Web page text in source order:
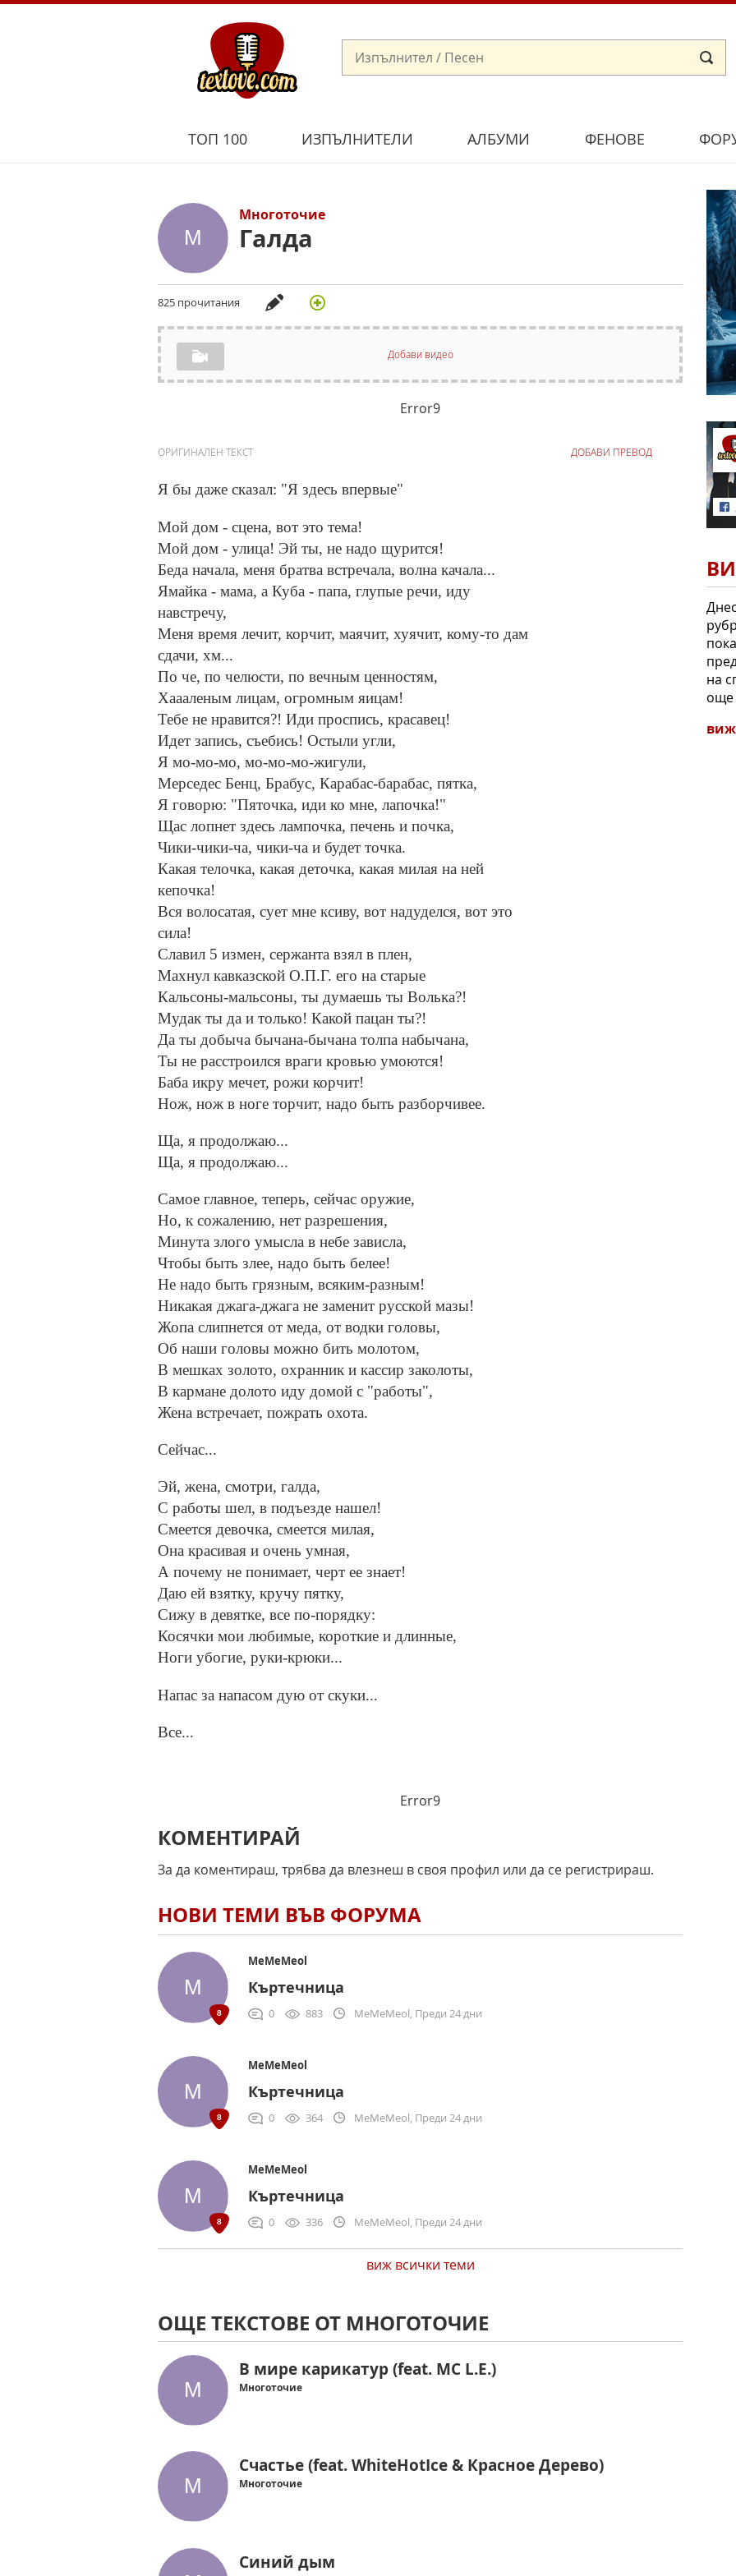
ТОП 100 ИЗПЪЛНИТЕЛИ АЛБУМИ ФЕНОВЕ
Многоточие
Галда
825 прочитания
Добави видео
Error9
ОРИГИНАЛЕН ТЕКСТ
Я бы даже сказал: "Я здесь впервые"
Мой дом - сцена, вот это тема!
Мой дом - улица! Эй ты, не надо щурится!
Беда начала, меня братва встречала, волна качала...
Ямайка - мама, а Куба - папа, глупые речи, иду
навстречу,
Меня время лечит, корчит, маячит, хуячит, кому-то дам
сдачи, хм...
По че, по челюсти, по вечным ценностям,
Хаааленым лицам, огромным яицам!
Тебе не нравится?! Иди проспись, красавец!
Идет запись, съебись! Остыли угли,
Я мо-мо-мо, мо-мо-мо-жигули,
Мерседес Бенц, Брабус, Карабас-барабас, пятка,
Я говорю: "Пяточка, иди ко мне, лапочка!"
Щас лопнет здесь лампочка, печень и почка,
Чики-чики-ча, чики-ча и будет точка.
Какая телочка, какая деточка, какая милая на ней
кепочка!
Вся волосатая, сует мне ксиву, вот надуделся, вот это
сила!
Славил 5 измен, сержанта взял в плен,
Махнул кавказской О.П.Г. его на старые
Кальсоны-мальсоны, ты думаешь ты Волька?!
Мудак ты да и только! Какой пацан ты?!
Да ты добыча бычана-бычана толпа набычана,
Ты не расстроился враги кровью умоются!
Баба икру мечет, рожи корчит!
Нож, нож в ноге торчит, надо быть разборчивее.
Ща, я продолжаю...
Ща, я продолжаю...
Самое главное, теперь, сейчас оружие,
Но, к сожалению, нет разрешения,
Минута злого умысла в небе зависла,
Чтобы быть злее, надо быть белее!
Не надо быть грязным, всяким-разным!
Никакая джага-джага не заменит русской мазы!
Жопа слипнется от меда, от водки головы,
Об наши головы можно бить молотом,
В мешках золото, охранник и кассир заколоты,
В кармане долото иду домой с "работы",
Жена встречает, пожрать охота.
Сейчас...
Эй, жена, смотри, галда,
С работы шел, в подъезде нашел!
Смеется девочка, смеется милая,
Она красивая и очень умная,
А почему не понимает, черт ее знает!
Даю ей взятку, кручу пятку,
Сижу в девятке, все по-порядку:
Косячки мои любимые, короткие и длинные,
Ноги убогие, руки-крюки...
Напас за напасом дую от скуки...
Все...
ДОБАВИ ПРЕВОД
Error9
КОМЕНТИРАЙ
За да коментираш, трябва да влезнеш в своя профил или да се регистрираш.
НОВИ ТЕМИ ВЪВ ФОРУМА
MeMeMeol
Къртечница
0 883 MeMeMeol, Преди 24 дни
MeMeMeol
Къртечница
0 364 MeMeMeol, Преди 24 дни
MeMeMeol
Къртечница
0 336 MeMeMeol, Преди 24 дни
виж всички теми
ОЩЕ ТЕКСТОВЕ ОТ МНОГОТОЧИЕ
В мире карикатур (feat. MC L.E.)
Многоточие
Счастье (feat. WhiteHotIce & Красное Дерево)
Многоточие
Синий дым
на
още